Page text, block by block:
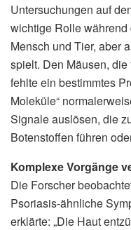
Untersuchungen auf
wichtige Rolle
Mensch und Tier, aber
spielt. Den Mäusen,
fehlte ein bestimmtes
Moleküle“
Signale auslösen, die
Botenstoffen führen
Komplexe Vorgänge
Die Forscher
Psoriasis-ähnliche
erklärte: „Die Haut